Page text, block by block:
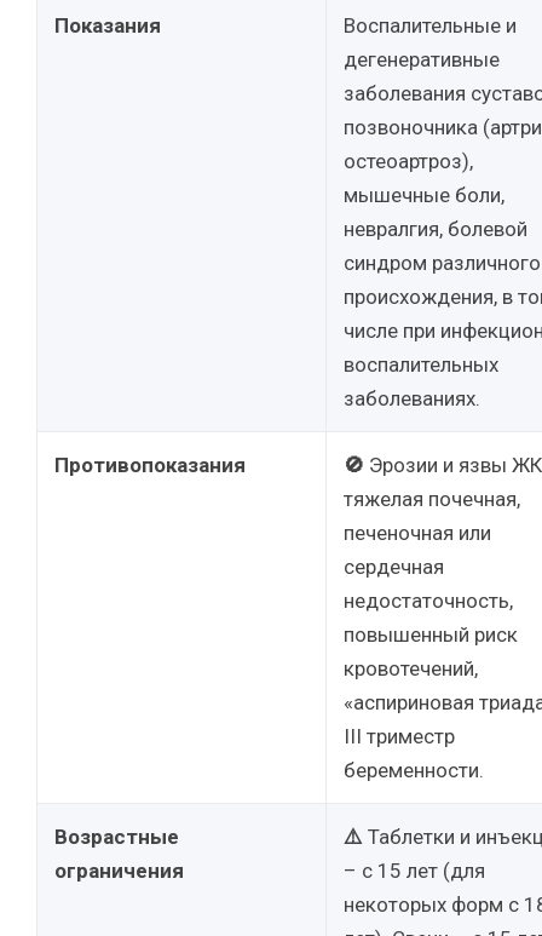
Показания
Воспалительные и
дегенеративные
заболевания
позвоночника
остеоартроз),
мышечные боли,
невралгия, болевой
синдром различного
происхождения, в
числе при
воспалительных
заболеваниях.
Противопоказания 🚫 Эрозии и язвы
тяжелая почечная,
печеночная или
сердечная
недостаточность,
повышенный риск
кровотечений,
«аспириновая
III триместр
беременности.
Возрастные
ограничения
⚠️ Таблетки и
– с 15 лет (для
некоторых форм с